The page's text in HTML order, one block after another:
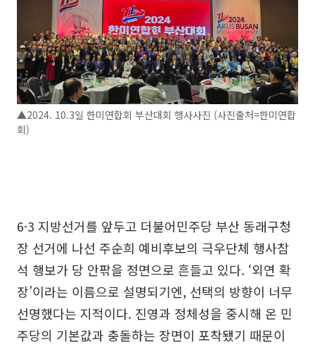
▲2024. 10.3일 한미연합회 부산대회 행사사진 (사진출처=한미연합
회)
6·3 지방선거를 앞두고 더불어민주당 부산 동래구청
장 선거에 나선 주순희 예비후보의 극우단체 행사참
석 행보가 당 안팎을 정면으로 흔들고 있다. ‘외연 확
장’이라는 이름으로 설명되기엔, 선택의 방향이 너무
선명했다는 지적이다. 진영과 정체성을 중시해 온 민
주당의 기본값과 충돌하는 장면이 포착됐기 때문이